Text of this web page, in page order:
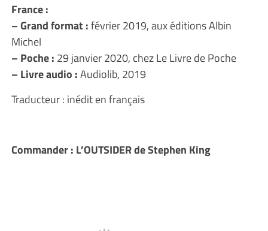
France :
– Grand format :février 2019, aux éditions Albin
Michel
– Poche : 29 janvier 2020, chez Le Livre de Poche
– Livre audio :Audiolib, 2019
Traducteur : inédit en français
Commander : L’OUTSIDER de Stephen King